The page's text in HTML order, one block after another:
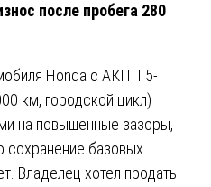
после пробега 280
Honda с АКПП 5-
км, городской цикл)
на повышенные зазоры,
сохранение базовых
Владелец хотел продать